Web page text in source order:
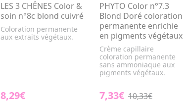
LES 3 CHÊNES Color &
soin n°8c blond cuivré
Coloration permanente
aux extraits végétaux.
8,29€
PHYTO Color n°7.3
Blond Doré coloration
permanente enrichie
en pigments végétaux
Crème capillaire
coloration permanente
sans ammoniaque aux
pigments végétaux.
7,33€ 10,33€